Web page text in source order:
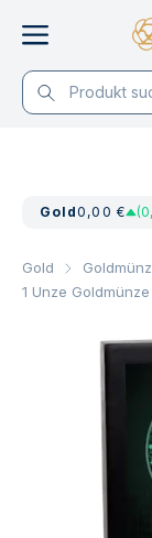
Gold0,00 €
Gold
1 Unze